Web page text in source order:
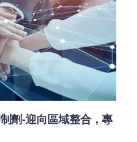
劑-迎向區域整合，專